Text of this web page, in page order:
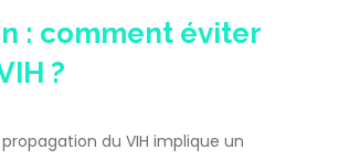
: comment éviter
?
du VIH implique un